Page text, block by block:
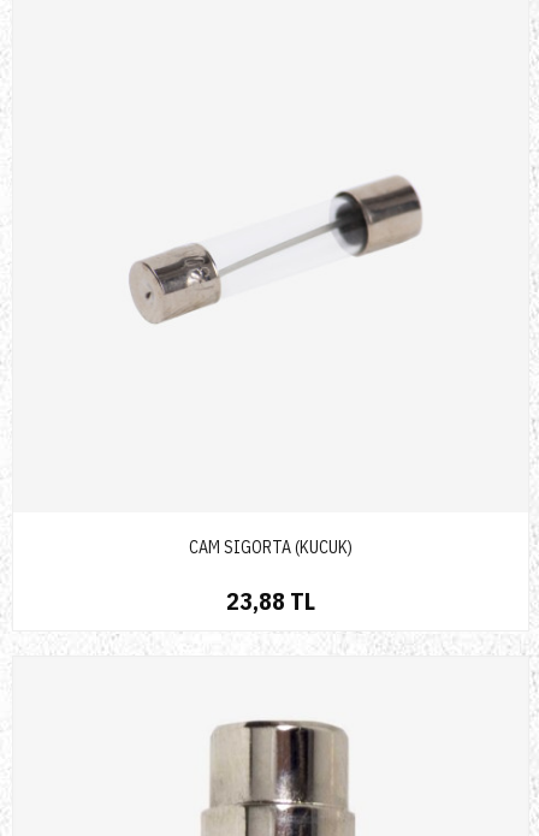
CAM SIGORTA (KUCUK)
23,88 TL